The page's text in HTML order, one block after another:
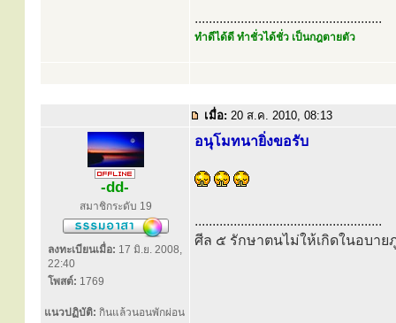
.....................................................
ทำดีได้ดี ทำชั่วได้ชั่ว เป็นกฎตายตัว
เมื่อ: 20 ส.ค. 2010, 08:13
-dd-
สมาชิกระดับ 19
ลงทะเบียนเมื่อ: 17 มิ.ย. 2008,
22:40
โพสต์: 1769
แนวปฏิบัติ: กินแล้วนอนพักผ่อน
อนุโมทนายิ่งขอรับ
.....................................................
ศีล ๕ รักษาตนไม่ให้เกิดในอบาย